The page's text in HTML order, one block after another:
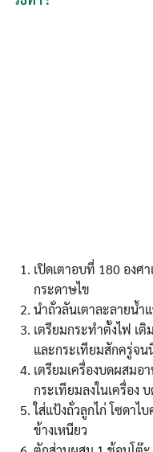
เปิดเตาอบที่ 180 องศ
กระดาษไข
นำถั่วลันเตาละลายน้ำ
เตรียมกระทำตั้งไฟ เ
และกระเทียมสักครู่จ
เตรียมเครื่องบดผสมอ
กระเทียมลงในเครื่อง
ใส่แป้งถั่วลูกไก่ โซดา
ข้างเหนียว